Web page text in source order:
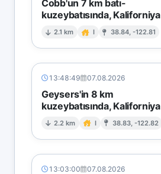
Cobb'un 7 km batı-
kuzeybatısında, Kaliforniya
2.1 km I 38.84, -122.81
13:48:49 07.08.2026
Geysers'in 8 km
kuzeybatısında, Kaliforniya
2.2 km I 38.83, -122.82
13:03:00 07.08.2026